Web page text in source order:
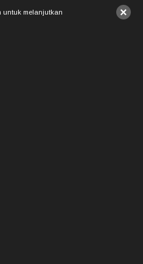
×
untuk melanjutkan